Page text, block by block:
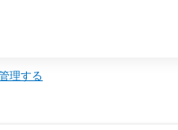
理する